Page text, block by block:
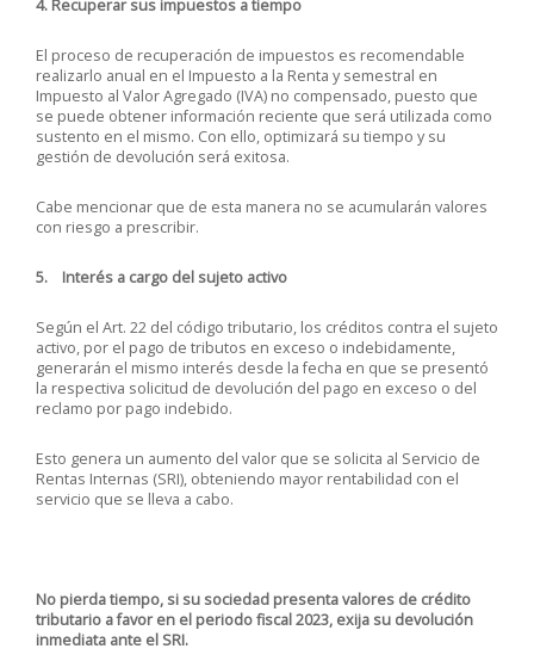
4. Recuperar sus impuestos a tiempo
El proceso de recuperación de impuestos es recomendable
realizarlo anual en el Impuesto a la Renta y semestral en
Impuesto al Valor Agregado (IVA) no compensado, puesto que
se puede obtener información reciente que será utilizada como
sustento en el mismo. Con ello, optimizará su tiempo y su
gestión de devolución será exitosa.
Cabe mencionar que de esta manera no se acumularán valores
con riesgo a prescribir.
5. Interés a cargo del sujeto activo
Según el Art. 22 del código tributario, los créditos contra el sujeto
activo, por el pago de tributos en exceso o indebidamente,
generarán el mismo interés desde la fecha en que se presentó
la respectiva solicitud de devolución del pago en exceso o del
reclamo por pago indebido.
Esto genera un aumento del valor que se solicita al Servicio de
Rentas Internas (SRI), obteniendo mayor rentabilidad con el
servicio que se lleva a cabo.
No pierda tiempo, si su sociedad presenta valores de crédito
tributario a favor en el periodo fiscal 2023, exija su devolución
inmediata ante el SRI.